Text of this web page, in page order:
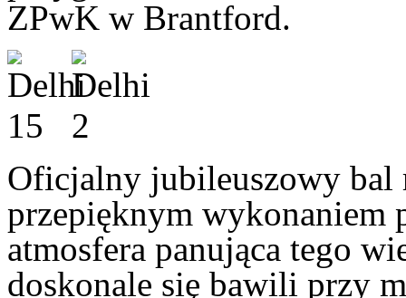
ZPwK w Brantford.
Oficjalny jubileuszowy bal
przepięknym wykonaniem
atmosfera panująca tego
doskonale się bawili przy